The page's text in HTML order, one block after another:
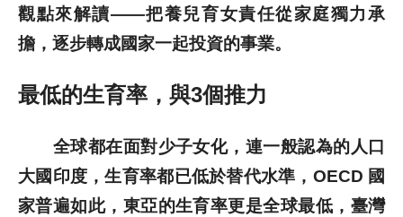
投稿專區
觀點來解讀——把養兒育女責任從家庭獨力承
擔，逐步轉成國家一起投資的事業。
最低的生育率，與3個推力
全球都在面對少子女化，連一般認為的人口
大國印度，生育率都已低於替代水準，OECD 國
家普遍如此，東亞的生育率更是全球最低，臺灣